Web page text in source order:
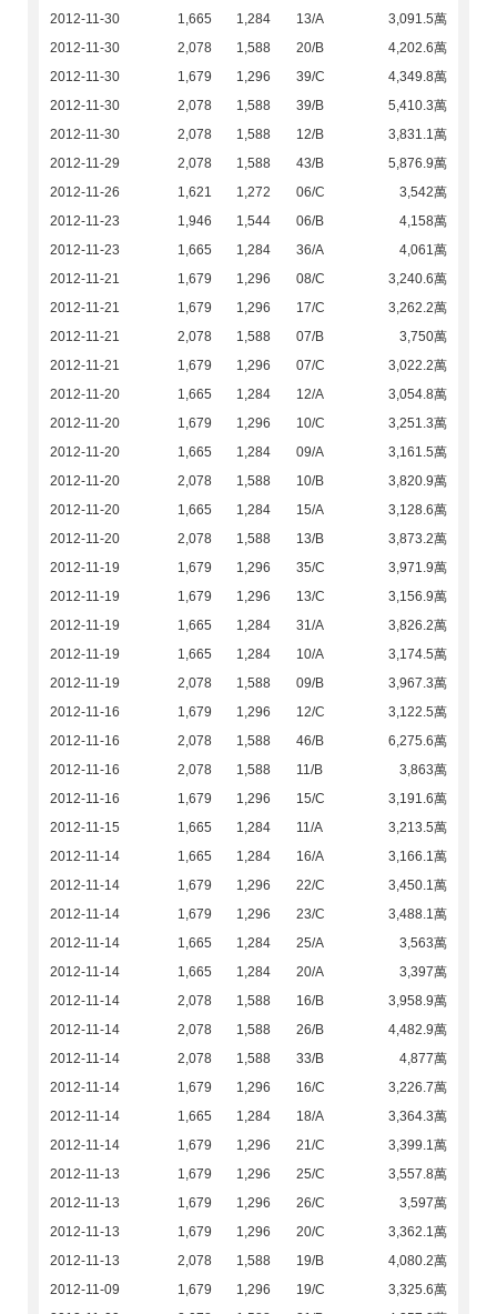
2012-11-30
1,665 1,284 13/A
3,091.5萬
2012-11-30
2,078 1,588 20/B
4,202.6萬
2012-11-30
1,679 1,296 39/C
4,349.8萬
2012-11-30
2,078 1,588 39/B
5,410.3萬
2012-11-30
2,078 1,588 12/B
3,831.1萬
2012-11-29
2,078 1,588 43/B
5,876.9萬
2012-11-26
1,621 1,272 06/C
3,542萬
2012-11-23
1,946 1,544 06/B
4,158萬
2012-11-23
1,665 1,284 36/A
4,061萬
2012-11-21
1,679 1,296 08/C
3,240.6萬
2012-11-21
1,679 1,296 17/C
3,262.2萬
2012-11-21
2,078 1,588 07/B
3,750萬
2012-11-21
1,679 1,296 07/C
3,022.2萬
2012-11-20
1,665 1,284 12/A
3,054.8萬
2012-11-20
1,679 1,296 10/C
3,251.3萬
2012-11-20
1,665 1,284 09/A
3,161.5萬
2012-11-20
2,078 1,588 10/B
3,820.9萬
2012-11-20
1,665 1,284 15/A
3,128.6萬
2012-11-20
2,078 1,588 13/B
3,873.2萬
2012-11-19
1,679 1,296 35/C
3,971.9萬
2012-11-19
1,679 1,296 13/C
3,156.9萬
2012-11-19
1,665 1,284 31/A
3,826.2萬
2012-11-19
1,665 1,284 10/A
3,174.5萬
2012-11-19
2,078 1,588 09/B
3,967.3萬
2012-11-16
1,679 1,296 12/C
3,122.5萬
2012-11-16
2,078 1,588 46/B
6,275.6萬
2012-11-16
2,078 1,588 11/B
3,863萬
2012-11-16
1,679 1,296 15/C
3,191.6萬
2012-11-15
1,665 1,284 11/A
3,213.5萬
2012-11-14
1,665 1,284 16/A
3,166.1萬
2012-11-14
1,679 1,296 22/C
3,450.1萬
2012-11-14
1,679 1,296 23/C
3,488.1萬
2012-11-14
1,665 1,284 25/A
3,563萬
2012-11-14
1,665 1,284 20/A
3,397萬
2012-11-14
2,078 1,588 16/B
3,958.9萬
2012-11-14
2,078 1,588 26/B
4,482.9萬
2012-11-14
2,078 1,588 33/B
4,877萬
2012-11-14
1,679 1,296 16/C
3,226.7萬
2012-11-14
1,665 1,284 18/A
3,364.3萬
2012-11-14
1,679 1,296 21/C
3,399.1萬
2012-11-13
1,679 1,296 25/C
3,557.8萬
2012-11-13
1,679 1,296 26/C
3,597萬
2012-11-13
1,679 1,296 20/C
3,362.1萬
2012-11-13
2,078 1,588 19/B
4,080.2萬
2012-11-09
1,679 1,296 19/C
3,325.6萬